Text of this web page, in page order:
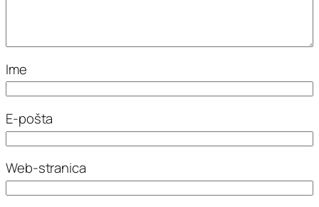
Ime
E-pošta
Web-stranica